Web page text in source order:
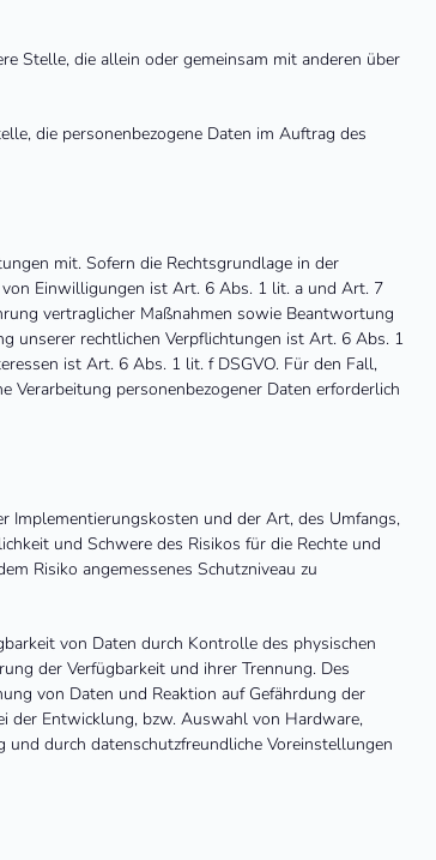
Stelle, die allein oder gemeinsam mit anderen über
die personenbezogene Daten im Auftrag des
mit. Sofern die Rechtsgrundlage in der
Einwilligungen ist Art. 6 Abs. 1 lit. a und Art. 7
vertraglicher Maßnahmen sowie Beantwortung
unserer rechtlichen Verpflichtungen ist Art. 6 Abs. 1
ist Art. 6 Abs. 1 lit. f DSGVO. Für den Fall,
Verarbeitung personenbezogener Daten erforderlich
Implementierungskosten und der Art, des Umfangs,
und Schwere des Risikos für die Rechte und
Risiko angemessenes Schutzniveau zu
von Daten durch Kontrolle des physischen
der Verfügbarkeit und ihrer Trennung. Des
von Daten und Reaktion auf Gefährdung der
der Entwicklung, bzw. Auswahl von Hardware,
durch datenschutzfreundliche Voreinstellungen